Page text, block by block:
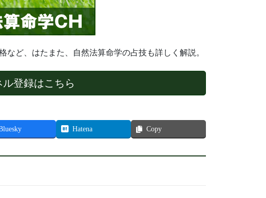
ど、はたまた、自然法算命学の占技も詳しく解説。
ル登録はこちら
Hatena Copy